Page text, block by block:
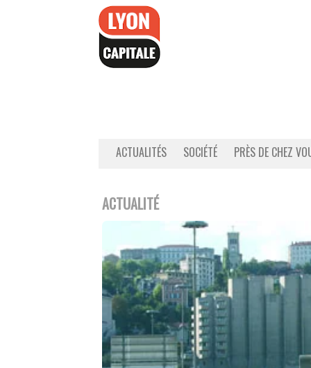
ACTUALITÉS SOCIÉTÉ PRÈS DE CHEZ
ACTUALITÉ